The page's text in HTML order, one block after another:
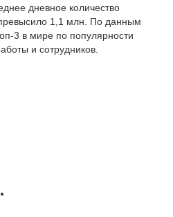
дневное количество
1,1 млн. По данным
3 в мире по популярности
и сотрудников.